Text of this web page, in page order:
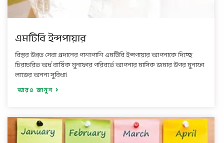
এমটিবি ইন্সপায়ার
বিস্তর উন্নত সেবা প্রদানের পাশাপাশি এমটিবি ইন্সপায়ার আপনাকে দিচ্ছে
চিরাচরিত অর্ধ বার্ষিক মুনাফার পরিবর্তে আপনার মাসিক জমার উপর মুনাফা
লাভের অনন্য সুবিধা।
আরও জানুন